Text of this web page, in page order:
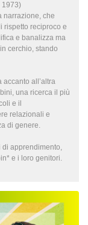
1973)
narrazione, che
rispetto reciproco e
e banalizza ma
cerchio, stando
accanto all’altra
una ricerca il più
e il
relazionali e
di genere.
di apprendimento,
e i loro genitori.